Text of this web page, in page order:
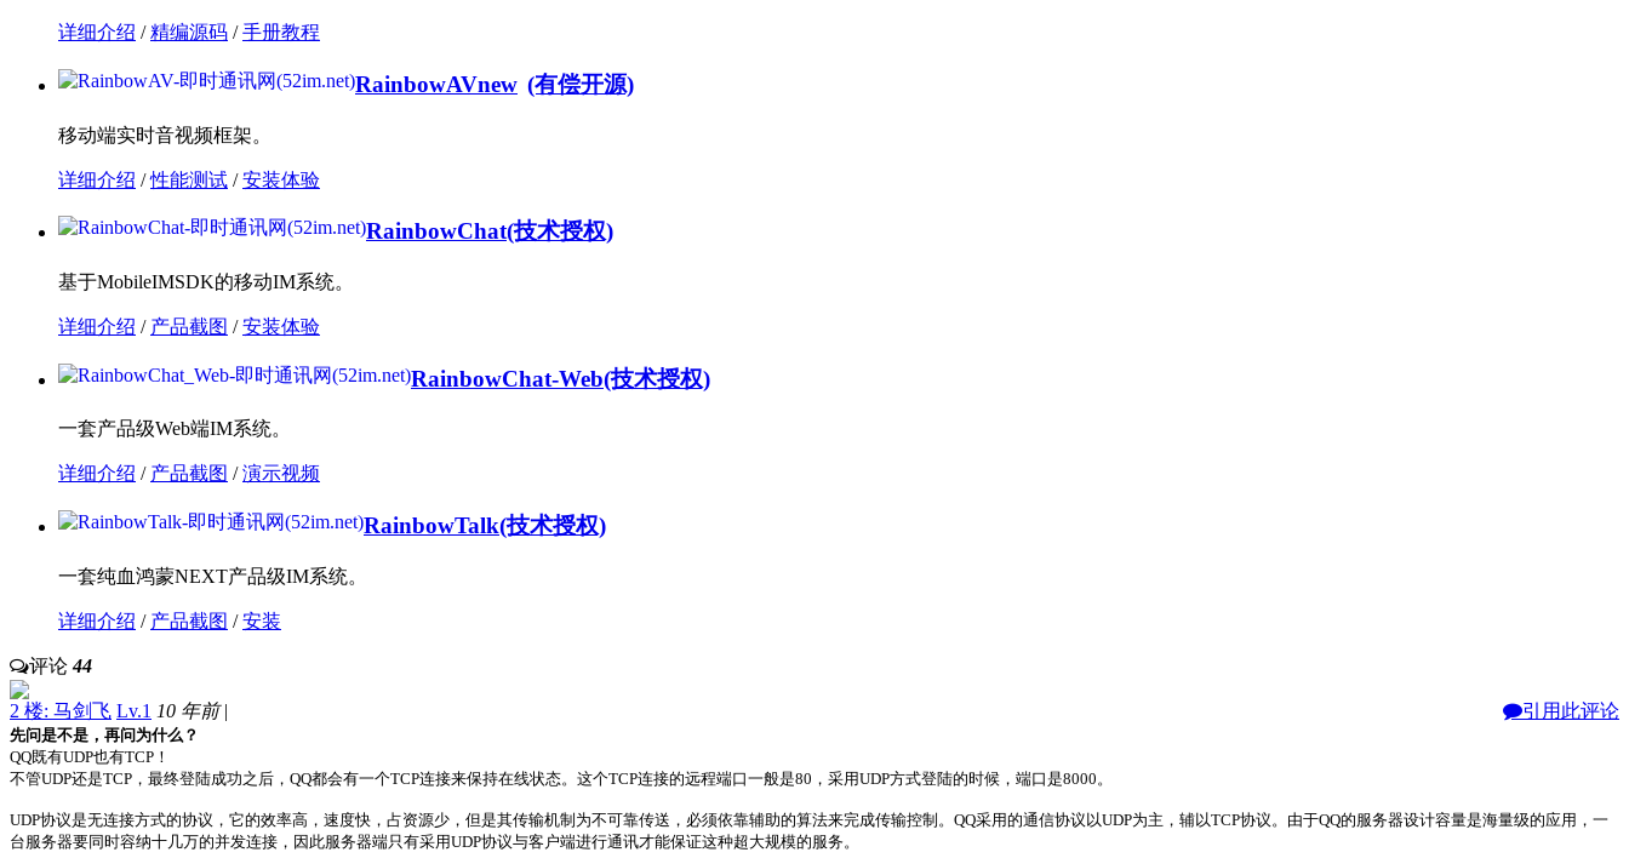
详细介绍 / 精编源码 / 手册教程
RainbowAVnew (有偿开源)
移动端实时音视频框架。
详细介绍 / 性能测试 / 安装体验
RainbowChat(技术授权)
基于MobileIMSDK的移动IM系统。
详细介绍 / 产品截图 / 安装体验
RainbowChat-Web(技术授权)
一套产品级Web端IM系统。
详细介绍 / 产品截图 / 演示视频
RainbowTalk(技术授权)
一套纯血鸿蒙NEXT产品级IM系统。
详细介绍 / 产品截图 / 安装
评论44
引用此评论
2 楼: 马剑飞 Lv.1 10 年前 |
先问是不是，再问为什么？
QQ既有UDP也有TCP！
不管UDP还是TCP，最终登陆成功之后，QQ都会有一个TCP连接来保持在线状态。这个TCP连接的远程端口一般是80，采用UDP方式登陆的时候，端口是8000。
UDP协议是无连接方式的协议，它的效率高，速度快，占资源少，但是其传输机制为不可靠传送，必须依靠辅助的算法来完成传输控制。QQ采用的通信协议以UDP为主，辅以TCP协议。由于QQ的服务器设计容量是海量级的应用，一
台服务器要同时容纳十几万的并发连接，因此服务器端只有采用UDP协议与客户端进行通讯才能保证这种超大规模的服务。